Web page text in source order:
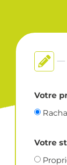
Votre
Votre